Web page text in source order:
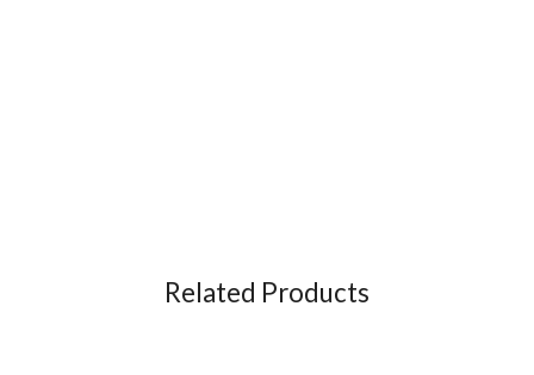
Related Products